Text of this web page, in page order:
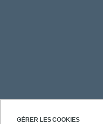
GÉRER LES COOKIES
PRATIQUE